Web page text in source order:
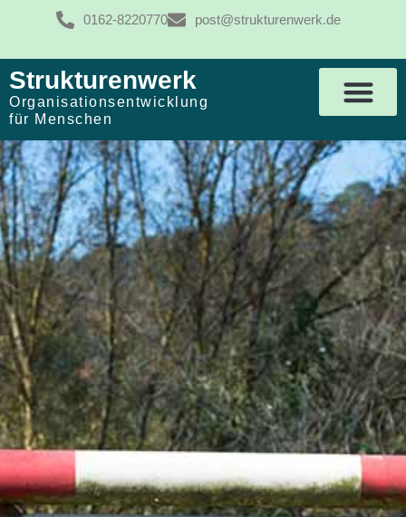
0162-8220770 post@strukturenwerk.de
Strukturenwerk
Organisationsentwicklung
für Menschen